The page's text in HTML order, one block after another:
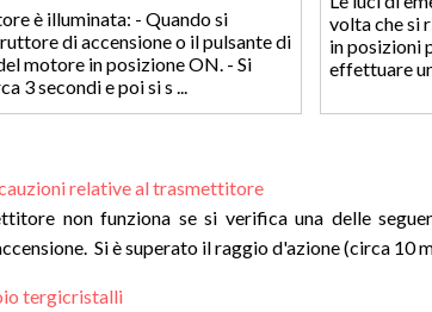
è illuminata: - Quando si
di accensione o il pulsante di
motore in posizione ON. - Si
3 secondi e poi si s ...
volta che si
in posizioni
effettuare
relative al trasmettitore
non funziona se si verifica una delle
Si è superato il raggio d'azione (circa 10
tergicristalli